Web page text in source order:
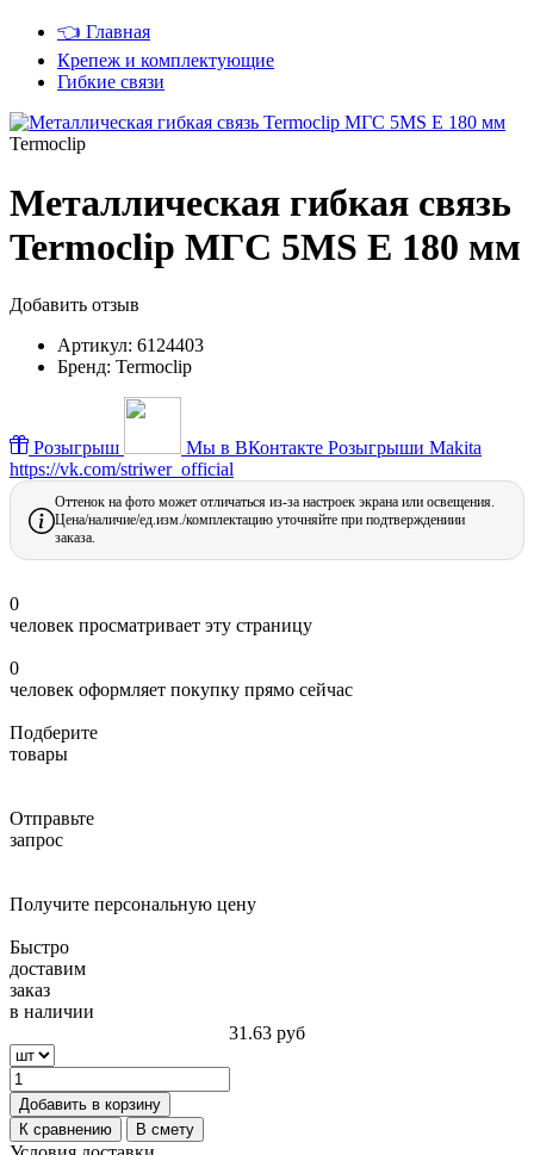
👈 Главная
Крепеж и комплектующие
Гибкие связи
Termoclip
Металлическая гибкая связь
Termoclip МГС 5MS Е 180 мм
Добавить отзыв
Артикул: 6124403
Бренд: Termoclip
Розыгрыш Мы в ВКонтакте Розыгрыши Makita
https://vk.com/striwer_official
Оттенок на фото может отличаться из-за настроек экрана или освещения.
Цена/наличие/ед.изм./комплектацию уточняйте при подтверждениии
заказа.
0
человек просматривает эту страницу
0
человек оформляет покупку прямо сейчас
Подберите
товары
Отправьте
запрос
Получите персональную цену
Быстро
доставим
заказ
в наличии
31.63 руб
Добавить в корзину
К сравнению
В смету